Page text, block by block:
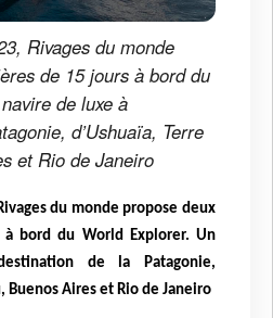
Rivages du monde
de 15 jours à bord du
de luxe à
d’Ushuaïa, Terre
et Rio de Janeiro
du monde propose deux
bord du World Explorer. Un
de la Patagonie,
Buenos Aires et Rio de Janeiro